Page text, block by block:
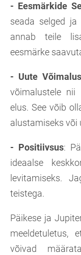
- Eesmärkide
seada selged
annab teile
eesmärke
- Uute
võimalustele nii
elus. See võib
alustamiseks või
- Positiivsus:
ideaalse
levitamiseks.
teistega.
Päikese ja
meeldetuletus,
võivad